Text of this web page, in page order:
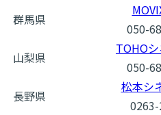
群馬県
050-
山梨県
TOHO
050-
長野県
松本シ